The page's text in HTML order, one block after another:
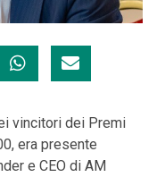
vincitori dei Premi
era presente
e CEO di AM